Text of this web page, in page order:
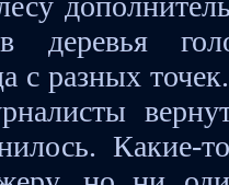
деревья
с разных
Какие-